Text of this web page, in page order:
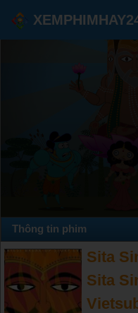
Thông tin phim
Sita
Sita